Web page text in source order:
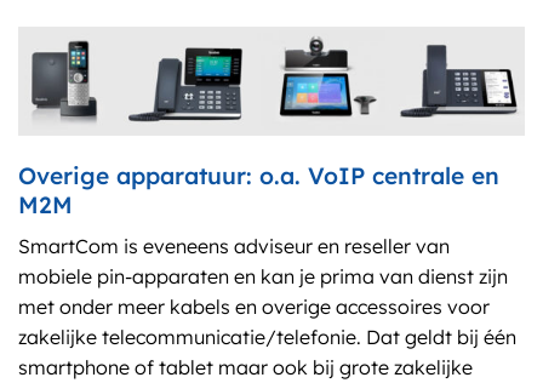
Overige apparatuur: o.a. VoIP centrale en
M2M
SmartCom is eveneens adviseur en reseller van
mobiele pin-apparaten en kan je prima van dienst zijn
met onder meer kabels en overige accessoires voor
zakelijke telecommunicatie/telefonie. Dat geldt bij één
smartphone of tablet maar ook bij grote zakelijke